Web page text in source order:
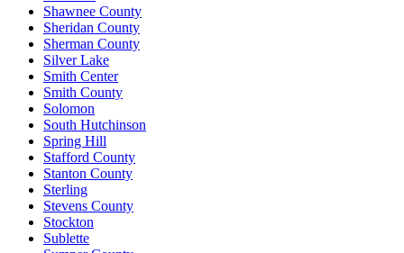
Shawnee County
Sheridan County
Sherman County
Silver Lake
Smith Center
Smith County
Solomon
South Hutchinson
Spring Hill
Stafford County
Stanton County
Sterling
Stevens County
Stockton
Sublette